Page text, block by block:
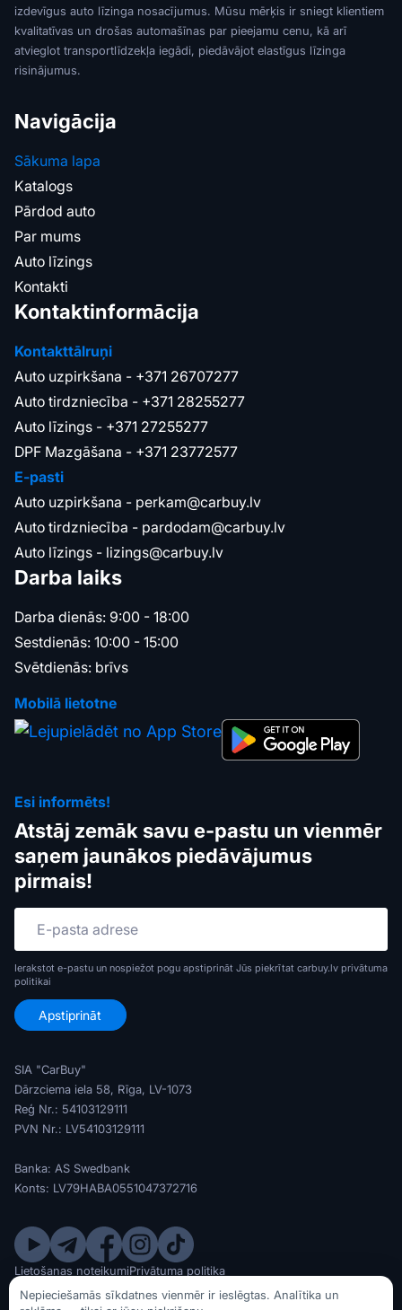
izdevīgus auto līzinga nosacījumus. Mūsu mērķis ir sniegt klientiem
kvalitatīvas un drošas automašīnas par pieejamu cenu, kā arī
atvieglot transportlīdzekļa iegādi, piedāvājot elastīgus līzinga
risinājumus.
Navigācija
Sākuma lapa
Katalogs
Pārdod auto
Par mums
Auto līzings
Kontakti
Kontaktinformācija
Kontakttālruņi
Auto uzpirkšana - +371 26707277
Auto tirdzniecība - +371 28255277
Auto līzings - +371 27255277
DPF Mazgāšana - +371 23772577
E-pasti
Auto uzpirkšana - perkam@carbuy.lv
Auto tirdzniecība - pardodam@carbuy.lv
Auto līzings - lizings@carbuy.lv
Darba laiks
Darba dienās: 9:00 - 18:00
Sestdienās: 10:00 - 15:00
Svētdienās: brīvs
Mobilā lietotne
Esi informēts!
Atstāj zemāk savu e-pastu un vienmēr
saņem jaunākos piedāvājumus
pirmais!
Ierakstot e-pastu un nospiežot pogu apstiprināt Jūs piekrītat carbuy.lv privātuma
politikai
SIA "CarBuy"
Dārzciema iela 58, Rīga, LV-1073
Reģ Nr.: 54103129111
PVN Nr.: LV54103129111
Banka: AS Swedbank
Konts: LV79HABA0551047372716
© SIA CarBuy 2020 - 2026
Lietošanas noteikumiPrivātuma politika
Nepieciešamās sīkdatnes vienmēr ir ieslēgtas. Analītika un